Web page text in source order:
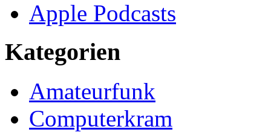
Apple Podcasts
Kategorien
Amateurfunk
Computerkram